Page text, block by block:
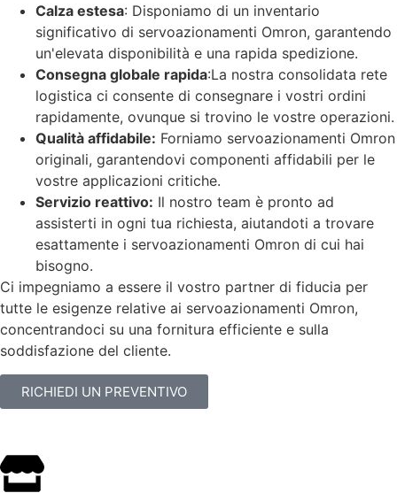
Calza estesa: Disponiamo di un inventario
significativo di servoazionamenti Omron, garantendo
un'elevata disponibilità e una rapida spedizione.
Consegna globale rapida:La nostra consolidata rete
logistica ci consente di consegnare i vostri ordini
rapidamente, ovunque si trovino le vostre operazioni.
Qualità affidabile: Forniamo servoazionamenti Omron
originali, garantendovi componenti affidabili per le
vostre applicazioni critiche.
Servizio reattivo: Il nostro team è pronto ad
assisterti in ogni tua richiesta, aiutandoti a trovare
esattamente i servoazionamenti Omron di cui hai
bisogno.
Ci impegniamo a essere il vostro partner di fiducia per
tutte le esigenze relative ai servoazionamenti Omron,
concentrandoci su una fornitura efficiente e sulla
soddisfazione del cliente.
RICHIEDI UN PREVENTIVO